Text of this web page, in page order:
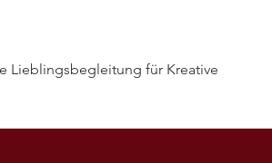
Schnellansicht
Lieblingsbegleitung für Kreative